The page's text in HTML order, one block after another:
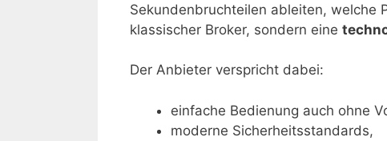
Sekundenbruchteilen ableiten, welche
klassischer Broker, sondern eine
Der Anbieter verspricht dabei:
einfache Bedienung auch ohne
moderne Sicherheitsstandards,